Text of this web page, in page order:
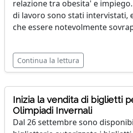
relazione tra obesita' e
di lavoro sono stati intervistati,
che essere notevolmente
Continua la lettura
Inizia la vendita di biglietti
Olimpiadi Invernali
Dal 26 settembre sono